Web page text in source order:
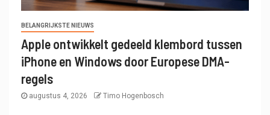
BELANGRIJKSTE NIEUWS
Apple ontwikkelt gedeeld klembord tussen
iPhone en Windows door Europese DMA-
regels
augustus 4, 2026 Timo Hogenbosch